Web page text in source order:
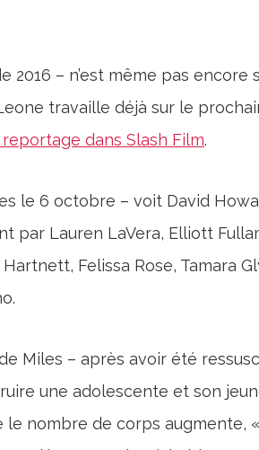
2016 – n’est même pas encore
travaille déjà sur le
dans Slash Film.
le 6 octobre – voit David
par Lauren LaVera, Elliott
Felissa Rose, Tamara
Miles – après avoir été
une adolescente et son
le nombre de corps augmente,